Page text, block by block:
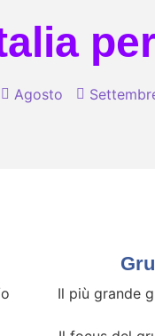
Agosto
Il più grande